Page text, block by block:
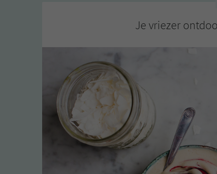
Je vriezer